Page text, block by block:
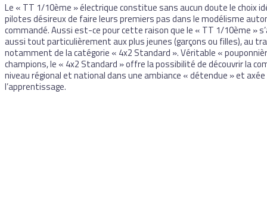
Le « TT 1/10ème » électrique constitue sans aucun doute le choix
pilotes désireux de faire leurs premiers pas dans le modélisme
commandé. Aussi est-ce pour cette raison que le « TT 1/10ème »
aussi tout particulièrement aux plus jeunes (garçons ou filles), au
notamment de la catégorie « 4x2 Standard ». Véritable «
champions, le « 4x2 Standard » offre la possibilité de découvrir la
niveau régional et national dans une ambiance « détendue » et
l’apprentissage.